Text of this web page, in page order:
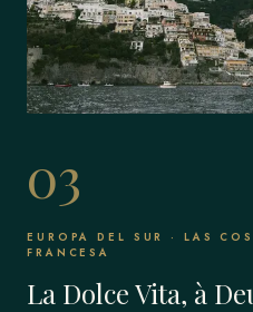
03
EUROPA DEL SUR · LAS
FRANCESA
La Dolce Vita, à